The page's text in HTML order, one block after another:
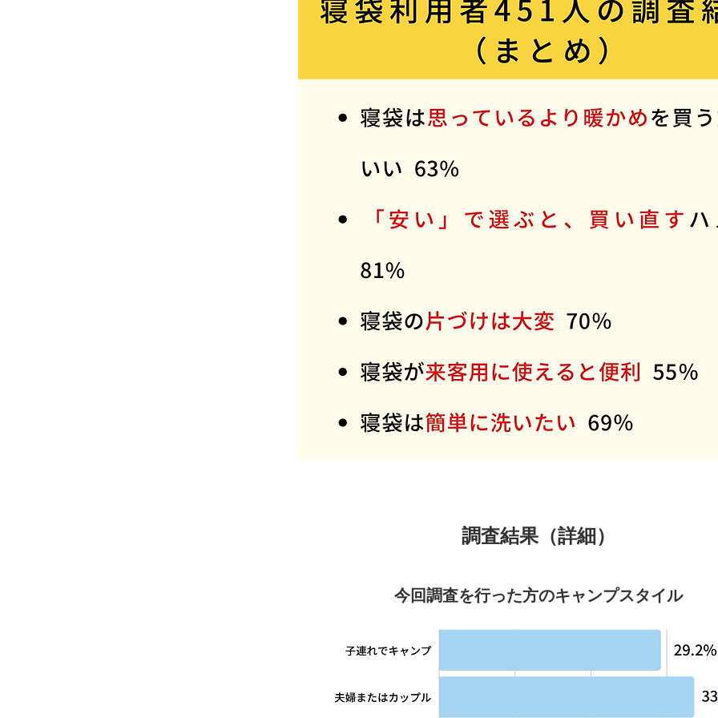
調査結果（詳細）
今回調査を行った方のキャンプスタイル